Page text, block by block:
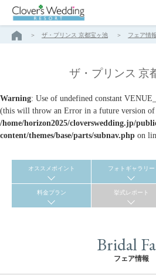
ザ・プリンス 京都宝ヶ池 フェア情報
ザ・プリンス 京
Warning: Use of undefined constant
(this will throw an Error in a future version
/home/horizon2025/cloverswedding.jp/
content/themes/base/parts/subnav.php on
オススメポイント フォトギャラリー
料金プラン 挙式レポート
Bridal
フェア情報